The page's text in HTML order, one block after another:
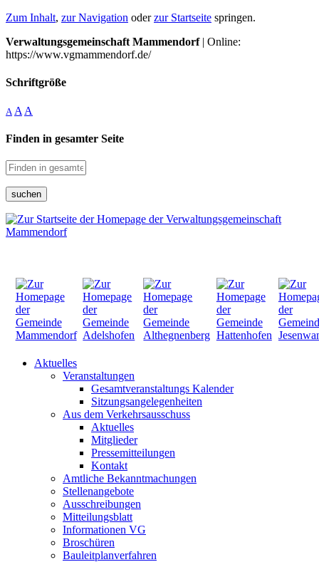
Zum Inhalt, zur Navigation oderzur Startseite springen.
Verwaltungsgemeinschaft Mammendorf| Online:
https://www.vgmammendorf.de/
Schriftgröße
A A A
Finden in gesamter Seite
suchen
Aktuelles
Veranstaltungen
Gesamtveranstaltungs Kalender
Sitzungsangelegenheiten
Aus dem Verkehrsausschuss
Aktuelles
Mitglieder
Pressemitteilungen
Kontakt
Amtliche Bekanntmachungen
Stellenangebote
Ausschreibungen
Mitteilungsblatt
Informationen VG
Broschüren
Bauleitplanverfahren